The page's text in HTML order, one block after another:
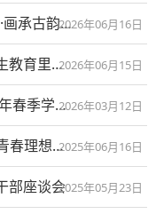
【青春信工】信息工程学院“笔绘端阳·画承古韵”端午手绘作品展圆满收官
2026年06月16日
【心理教育】懂爱，会爱，敢爱：三生教育里的情感必修课2026年06月15日
【团学工作】信息工程学院召开2026年春季学生干部大会暨“开学第一课”
2026年03月12日
【团学工作】团干部上讲台行动 | 让青春理想在思想的星空熠熠生辉2025年06月16日
部座谈会2025年05月23日